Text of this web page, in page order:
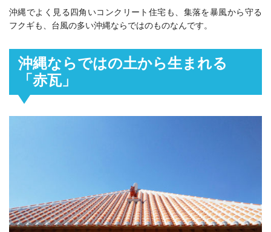
沖縄でよく見る四角いコンクリート住宅も、集落を暴風から守る
フクギも、台風の多い沖縄ならではのものなんです。
沖縄ならではの土から生まれる
「赤瓦」